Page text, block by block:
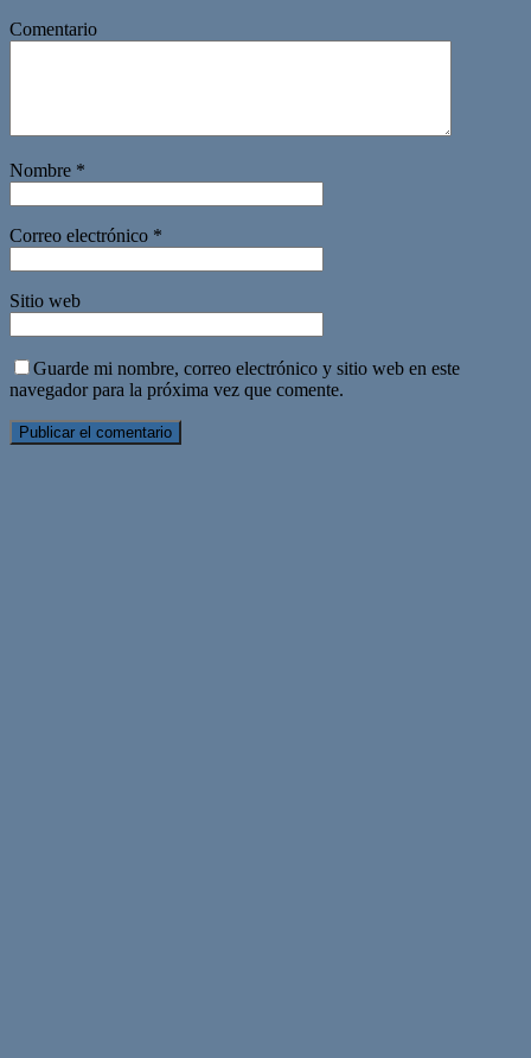
Comentario
Nombre *
Correo electrónico *
Sitio web
Guarde mi nombre, correo electrónico y sitio web en este
navegador para la próxima vez que comente.